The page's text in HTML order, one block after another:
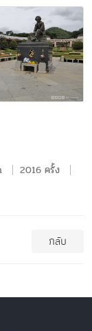
2016 ครั้ง
กลับ